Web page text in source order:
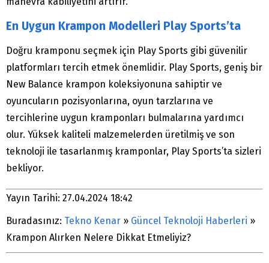
En Uygun Krampon Modelleri Play Sports’ta
Doğru kramponu seçmek için Play Sports gibi güvenilir
platformları tercih etmek önemlidir. Play Sports, geniş bir
New Balance krampon koleksiyonuna sahiptir ve
oyuncuların pozisyonlarına, oyun tarzlarına ve
tercihlerine uygun kramponları bulmalarına yardımcı
olur. Yüksek kaliteli malzemelerden üretilmiş ve son
teknoloji ile tasarlanmış kramponlar, Play Sports’ta sizleri
bekliyor.
Yayın Tarihi: 27.04.2024 18:42
Buradasınız: Tekno Kenar » Güncel Teknoloji Haberleri »
Krampon Alırken Nelere Dikkat Etmeliyiz?